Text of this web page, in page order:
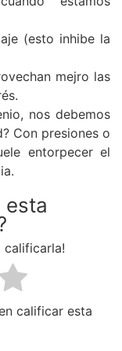
(esto inhibe la
mejro las
nos debemos
Con presiones o
entorpecer el
esta
calificarla!
calificar esta